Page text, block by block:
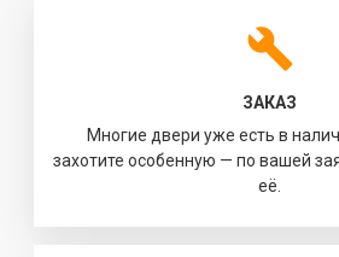
ЗАКАЗ
Многие двери уже есть в
захотите особенную — по вашей
её.